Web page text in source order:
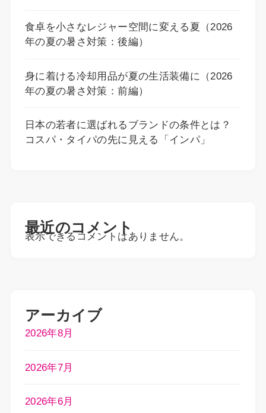
食卓を小さなレジャー空間に変える夏（2026
年の夏の暑さ対策：後編）
身に着ける冷却用品が夏の生活装備に（2026
年の夏の暑さ対策：前編）
日本の若者に選ばれるブランドの条件とは？
コスパ・タイパの先に見える「インパ」
最近のコメント
表示できるコメントはありません。
アーカイブ
2026年8月
2026年7月
2026年6月